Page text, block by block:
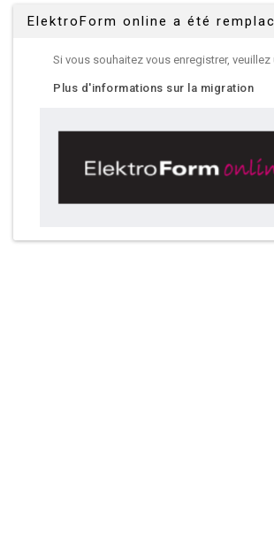
ElektroForm online a été
Si vous souhaitez vous enregistrer, veuillez
Plus d'informations sur la migration